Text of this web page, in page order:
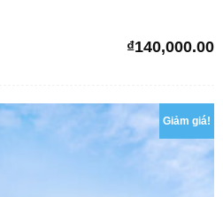
₫140,000.00
Giảm giá!